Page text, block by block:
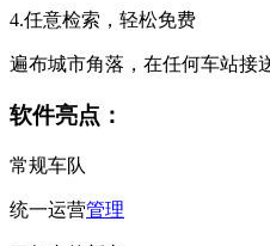
4.任意检索，轻松免费
遍布城市角落，在任何车站接
软件亮点：
常规车队
统一运营管理